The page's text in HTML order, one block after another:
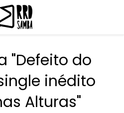
"Defeito do
inédito
Alturas"